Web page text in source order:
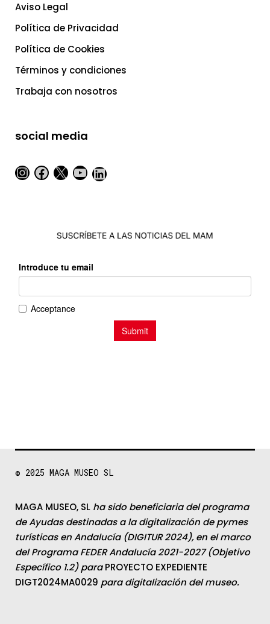
Aviso Legal
Política de Privacidad
Política de Cookies
Términos y condiciones
Trabaja con nosotros
social media
Instagram
Facebook
X YouTube
LinkedIn
© 2025 MAGA MUSEO SL
MAGA MUSEO, SL ha sido beneficiaria del programa
de Ayudas destinadas a la digitalización de pymes
turísticas en Andalucía (DIGITUR 2024), en el marco
del Programa FEDER Andalucía 2021-2027 (Objetivo
Específico 1.2) paraPROYECTO EXPEDIENTE
DIGT2024MA0029 para digitalización del museo.